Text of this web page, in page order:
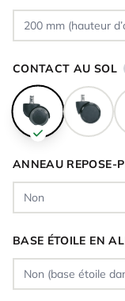
CONTACT AU SOL
ANNEAU REPOSE-
BASE ÉTOILE EN